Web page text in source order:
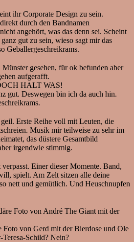
ihr Corporate Design zu sein.
durch den Bandnamen
angehört, was das denn sei. Scheint
gut zu sein, wieso sagt mir das
Geballergeschreikrams.
gesehen, für ok befunden aber
aufgerafft.
HALT WAS!
gut. Deswegen bin ich da auch hin.
Erste Reihe voll mit Leuten, die
Musik mir teilweise zu sehr im
das düstere Gesamtbild
irgendwie stimmig.
Einer dieser Momente. Band,
spielt. Am Zelt sitzen alle deine
nett und gemütlich. Und Heuschnupfen
Foto von André The Giant mit der
Foto von Gerd mit der Bierdose und Ole
Schild? Nein?